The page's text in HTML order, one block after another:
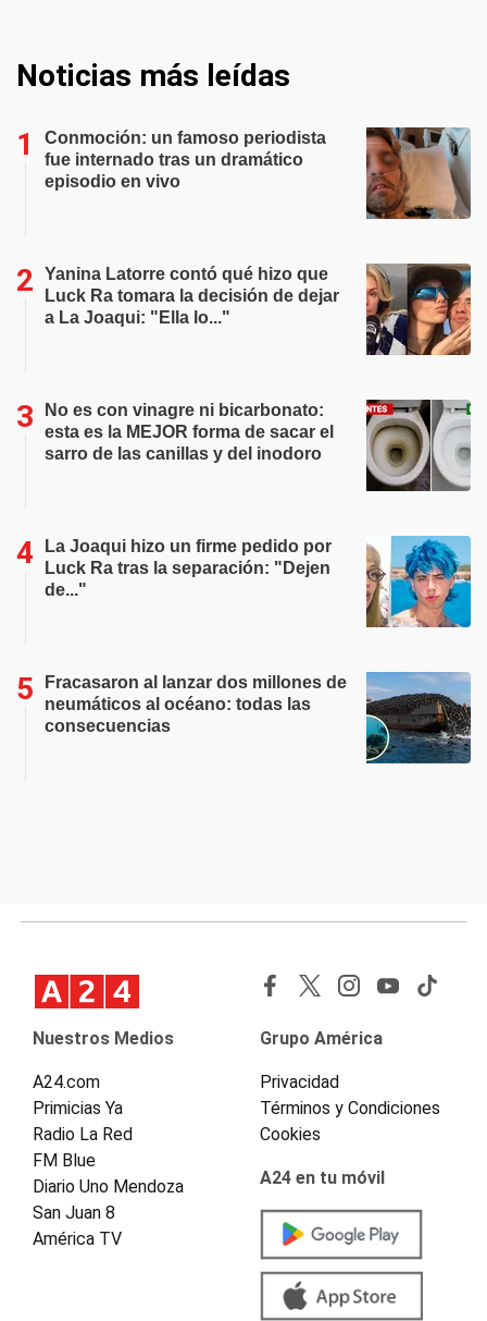
Noticias más leídas
Conmoción: un famoso periodista
fue internado tras un dramático
episodio en vivo
Yanina Latorre contó qué hizo que
Luck Ra tomara la decisión de dejar
a La Joaqui: "Ella lo..."
No es con vinagre ni bicarbonato:
esta es la MEJOR forma de sacar el
sarro de las canillas y del inodoro
La Joaqui hizo un firme pedido por
Luck Ra tras la separación: "Dejen
de..."
Fracasaron al lanzar dos millones de
neumáticos al océano: todas las
consecuencias
Nuestros Medios
A24.com
Primicias Ya
Radio La Red
FM Blue
Diario Uno Mendoza
San Juan 8
América TV
Grupo América
Privacidad
Términos y Condiciones
Cookies
A24 en tu móvil